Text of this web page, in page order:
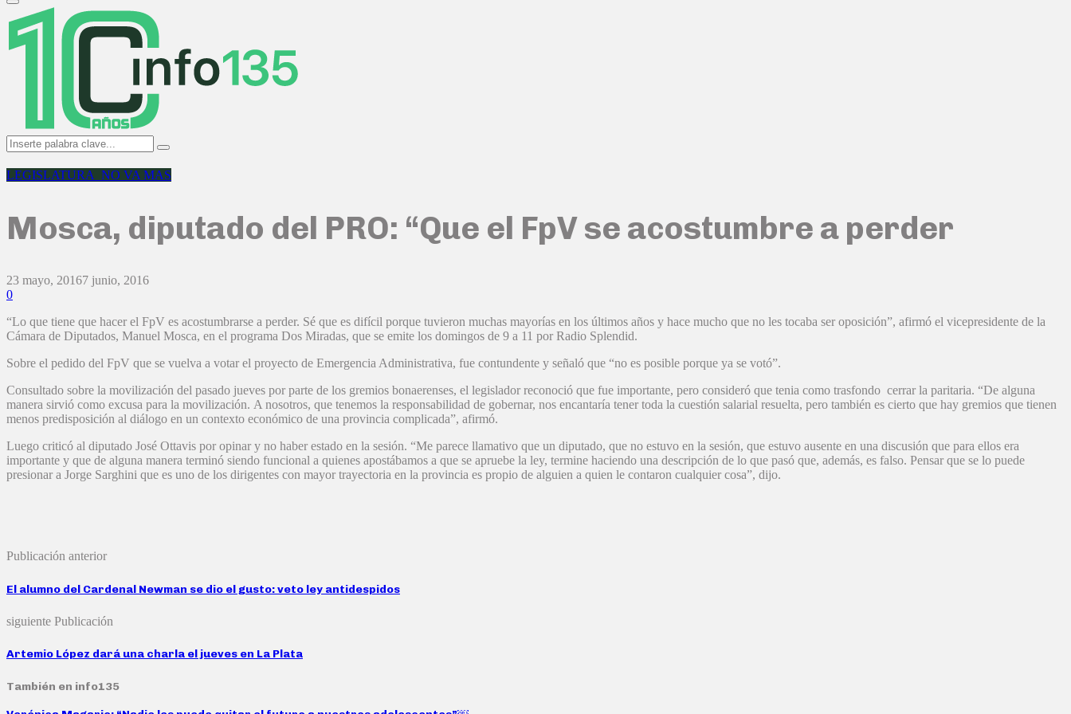
Primary
Menu
Search
for:
Search
LEGISLATURA_NO VA MAS
Mosca, diputado del PRO: “Que el FpV se acostumbre a perder
23 mayo, 20167 junio, 2016
0
“Lo que tiene que hacer el FpV es acostumbrarse a perder. Sé que es difícil porque tuvieron muchas mayorías en los últimos años y hace mucho que no les tocaba ser oposición”, afirmó el vicepresidente de la
Cámara de Diputados, Manuel Mosca, en el programa Dos Miradas, que se emite los domingos de 9 a 11 por Radio Splendid.
Sobre el pedido del FpV que se vuelva a votar el proyecto de Emergencia Administrativa, fue contundente y señaló que “no es posible porque ya se votó”.
Consultado sobre la movilización del pasado jueves por parte de los gremios bonaerenses, el legislador reconoció que fue importante, pero consideró que tenia como trasfondo cerrar la paritaria. “De alguna
manera sirvió como excusa para la movilización. A nosotros, que tenemos la responsabilidad de gobernar, nos encantaría tener toda la cuestión salarial resuelta, pero también es cierto que hay gremios que tienen
menos predisposición al diálogo en un contexto económico de una provincia complicada”, afirmó.
Luego criticó al diputado José Ottavis por opinar y no haber estado en la sesión. “Me parece llamativo que un diputado, que no estuvo en la sesión, que estuvo ausente en una discusión que para ellos era
importante y que de alguna manera terminó siendo funcional a quienes apostábamos a que se apruebe la ley, termine haciendo una descripción de lo que pasó que, además, es falso. Pensar que se lo puede
presionar a Jorge Sarghini que es uno de los dirigentes con mayor trayectoria en la provincia es propio de alguien a quien le contaron cualquier cosa”, dijo.
Publicación anterior
El alumno del Cardenal Newman se dio el gusto: veto ley antidespidos
siguiente Publicación
Artemio López dará una charla el jueves en La Plata
También en info135